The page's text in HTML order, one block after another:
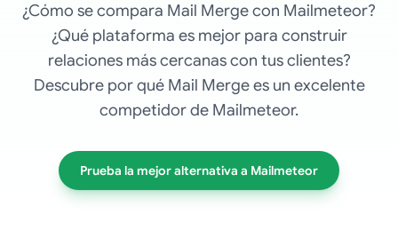
¿Cómo se compara Mail Merge con Mailmeteor?
¿Qué plataforma es mejor para construir
relaciones más cercanas con tus clientes?
Descubre por qué Mail Merge es un excelente
competidor de Mailmeteor.
Prueba la mejor alternativa a Mailmeteor